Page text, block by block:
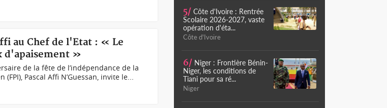
au Chef de l'Etat : « Le
d'apaisement »
de la fête de l’indépendance de la
Pascal Affi N’Guessan, invite le...
5/ Côte d'Ivoire : Rentrée
Scolaire 2026-2027, vaste
opération d'éta...
Côte d'Ivoire
6/ Niger : Frontière Bénin-
Niger, les conditions de
Tiani pour sa ré...
Niger